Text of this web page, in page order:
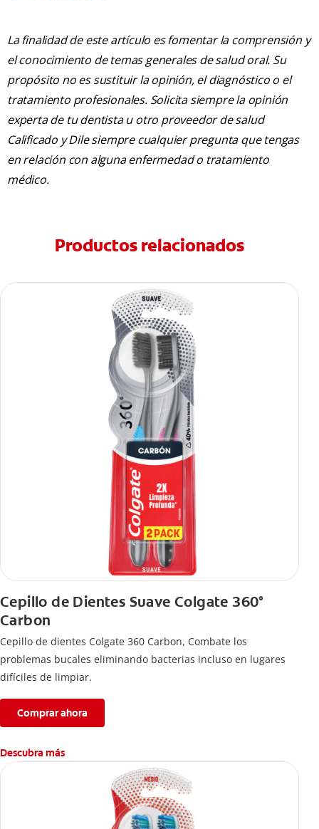
La finalidad de este artículo es fomentar la comprensión y
el conocimiento de temas generales de salud oral. Su
propósito no es sustituir la opinión, el diagnóstico o el
tratamiento profesionales. Solicita siempre la opinión
experta de tu dentista u otro proveedor de salud
Calificado y Dile siempre cualquier pregunta que tengas
en relación con alguna enfermedad o tratamiento
médico.
Productos relacionados
Cepillo de Dientes Suave Colgate 360°
Carbon
Cepillo de dientes Colgate 360 ​​Carbon, Combate los
problemas bucales eliminando bacterias incluso en lugares
difíciles de limpiar.
Comprar ahora
Descubra más